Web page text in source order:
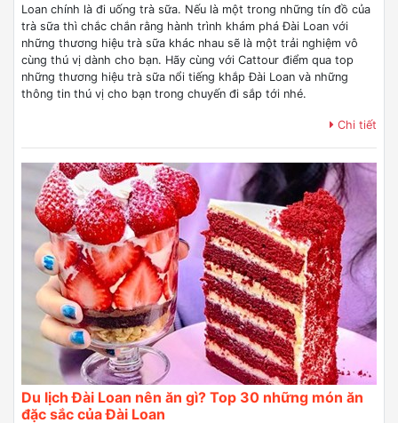
Loan chính là đi uống trà sữa. Nếu là một trong những tín đồ của
trà sữa thì chắc chắn rằng hành trình khám phá Đài Loan với
những thương hiệu trà sữa khác nhau sẽ là một trải nghiệm vô
cùng thú vị dành cho bạn. Hãy cùng với Cattour điểm qua top
những thương hiệu trà sữa nổi tiếng khắp Đài Loan và những
thông tin thú vị cho bạn trong chuyến đi sắp tới nhé.
Chi tiết
Du lịch Đài Loan nên ăn gì? Top 30 những món ăn
đặc sắc của Đài Loan